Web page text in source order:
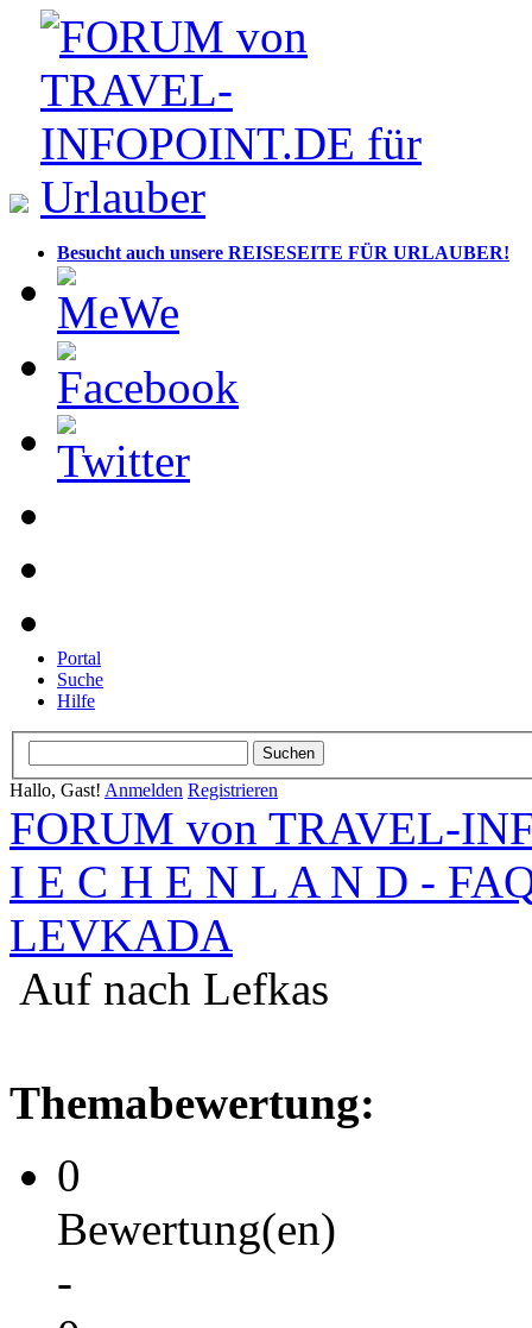
Besucht auch unsere REISESEITE FÜR URLAUBER!
Portal
Suche
Hilfe
Hallo, Gast! Anmelden Registrieren
FORUM von TRAVEL-
I E C H E N L A N D -
LEVKADA
Auf nach Lefkas
Themabewertung:
0
Bewertung(en)
-